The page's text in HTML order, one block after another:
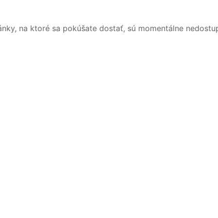
na ktoré sa pokúšate dostať, sú momentálne